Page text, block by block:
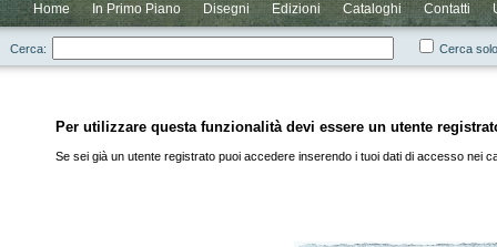
Home In Primo Piano Disegni Edizioni Cataloghi Contatti
Elenco Autori
Elenco Residui
Registrazione
Cerca: Cerca
Per utilizzare questa funzionalità devi essere un utente
Se sei già un utente registrato puoi accedere inserendo i tuoi dati di accesso nei